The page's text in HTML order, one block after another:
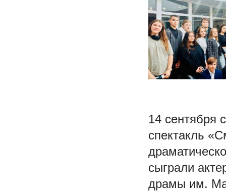
14 сентября
спектакль
сыграли
драмы им.